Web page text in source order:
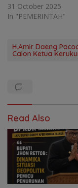
31 October 2025
In "PEMERINTAH"
H.Amir Daeng
Calon Ketua
Read Also